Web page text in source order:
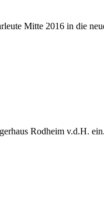
Mitte 2016 in die
Rodheim v.d.H. ein.